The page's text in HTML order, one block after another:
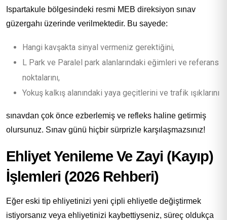
Ispartakule bölgesindeki resmi MEB direksiyon sınav
güzergahı üzerinde verilmektedir. Bu sayede:
Hangi kavşakta sinyal vermeniz gerektiğini,
L Park ve Paralel park alanlarındaki eğimleri ve referans
noktalarını,
Yokuş kalkış alanındaki yaya geçitlerini ve trafik ışıklarını
sınavdan çok önce ezberlemiş ve refleks haline getirmiş
olursunuz. Sınav günü hiçbir sürprizle karşılaşmazsınız!
Ehliyet Yenileme Ve Zayi (Kayıp)
İşlemleri (2026 Rehberi)
Eğer eski tip ehliyetinizi yeni çipli ehliyetle değiştirmek
istiyorsanız veya ehliyetinizi kaybettiyseniz, süreç oldukça